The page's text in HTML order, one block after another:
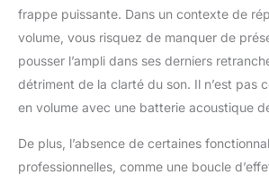
frappe puissante. Dans un contexte de
volume, vous risquez de manquer de
pousser l’ampli dans ses derniers
détriment de la clarté du son. Il n’est pas
en volume avec une batterie acoustique
De plus, l’absence de certaines
professionnelles, comme une boucle